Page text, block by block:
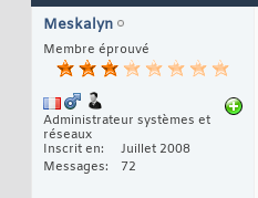
Meskalyn
Membre éprouvé
Administrateur systèmes et
réseaux
Inscrit en
Juillet 2008
Messages
72